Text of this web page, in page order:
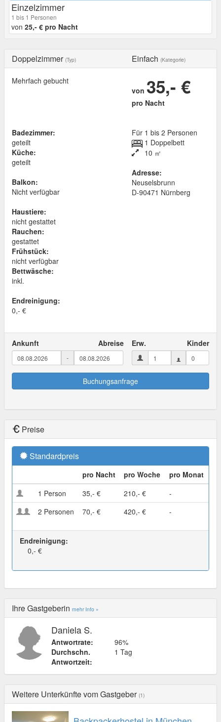
Einzelzimmer
1 bis 1 Personen
von 25,- € pro Nacht
Doppelzimmer (Typ) Einfach (Kategorie)
Mehrfach gebucht
von 35,- €
pro Nacht
Badezimmer:
geteilt
Küche:
geteilt
Balkon:
Nicht verfügbar
Haustiere:
nicht gestattet
Rauchen:
gestattet
Frühstück:
nicht verfügbar
Bettwäsche:
inkl.
Endreinigung:
0,- €
Für 1 bis 2 Personen
1 Doppelbett
10 ㎡
Adresse:
Neuselsbrunn
D-90471 Nürnberg
Ankunft Abreise
-
Erw. Kinder
Buchungsanfrage
Preise
Standardpreis
pro Nacht pro Woche
pro Monat
1 Person
35,- € 210,- €
-
2 Personen
70,- € 420,- € -
Endreinigung:
0,- €
Ihre Gastgeberin mehr Info »
Daniela S.
Antwortrate:
96%
Durchschn.
Antwortzeit:
1 Tag
Weitere Unterkünfte vom Gastgeber (1)